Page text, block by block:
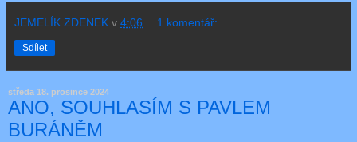
JEMELÍK ZDENEK v 4:06 1 komentář:
Sdílet
středa 18. prosince 2024
ANO, SOUHLASÍM S PAVLEM
BURÁNĚM